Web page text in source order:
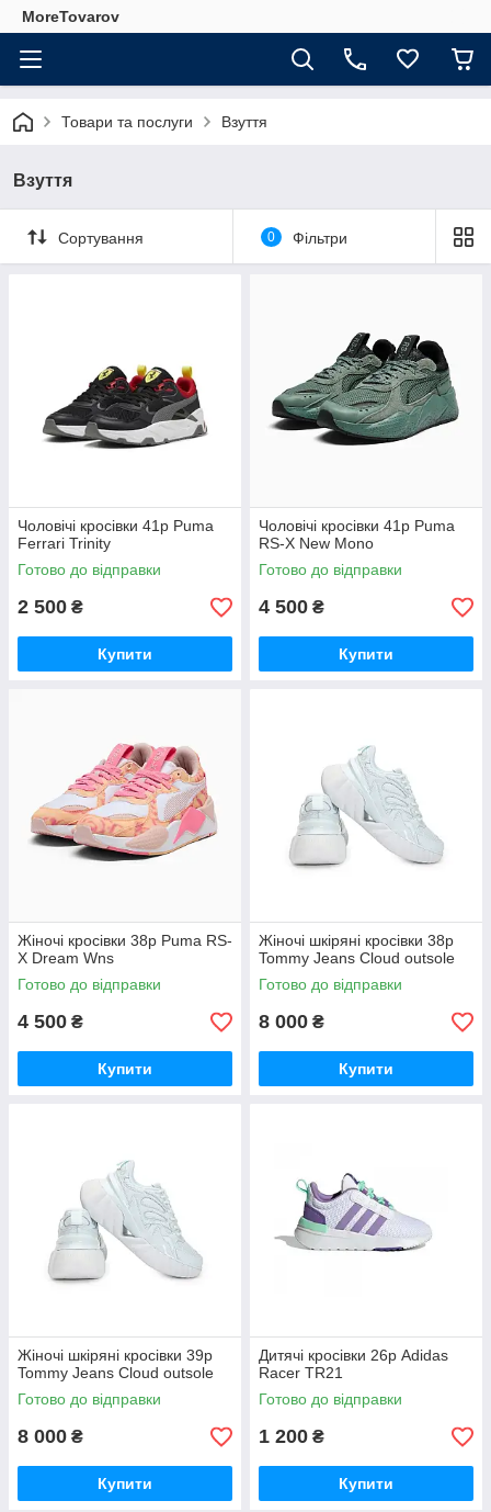
MoreTovarov
Товари та послуги Взуття
Взуття
Сортування 0 Фільтри
Чоловічі кросівки 41р Puma
Ferrari Trinity
Готово до відправки
2 500 ₴
Купити
Чоловічі кросівки 41р Puma
RS-X New Mono
Готово до відправки
4 500 ₴
Купити
Жіночі кросівки 38р Puma RS-
X Dream Wns
Готово до відправки
4 500 ₴
Купити
Жіночі шкіряні кросівки 38р
Tommy Jeans Cloud outsole
Готово до відправки
8 000 ₴
Купити
Жіночі шкіряні кросівки 39р
Tommy Jeans Cloud outsole
Готово до відправки
8 000 ₴
Купити
Дитячі кросівки 26р Adidas
Racer TR21
Готово до відправки
1 200 ₴
Купити